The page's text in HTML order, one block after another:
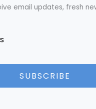
email updates, fresh
SUBSCRIBE